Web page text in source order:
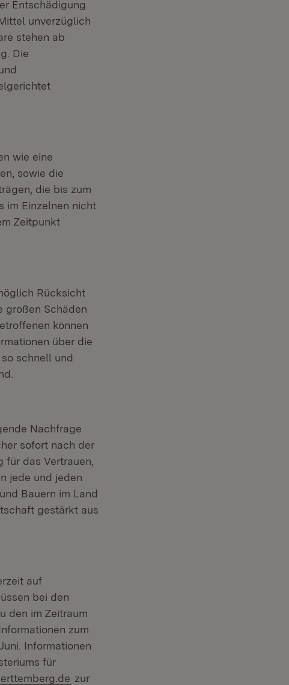
Entschädigung
unverzüglich
stehen ab
Die
wie eine
sowie die
die bis zum
im Einzelnen nicht
Zeitpunkt
Rücksicht
großen Schäden
können
über die
schnell und
Nachfrage
sofort nach der
das Vertrauen,
jede und jeden
Bauern im Land
gestärkt aus
auf
bei den
den im Zeitraum
zum
Informationen
für
zur